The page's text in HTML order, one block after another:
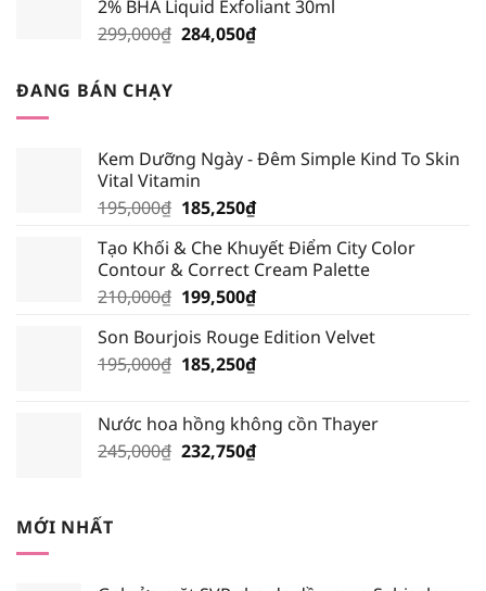
219,000₫.là:
208,050₫.
2% BHA Liquid Exfoliant 30ml
299,000₫ Giá
284,050₫Giá
ĐANG BÁN CHẠY
Kem Dưỡng Ngày - Đêm Simple Kind To Skin
Vital Vitamin
195,000₫ Giá
là:
195,000₫.
185,250₫Giá
tại
là:
185,250₫.
Tạo Khối & Che Khuyết Điểm City Color
Contour & Correct Cream Palette
210,000₫ Giá
là:
210,000₫.
199,500₫Giá
tại
là:
Son Bourjois Rouge Edition Velvet
195,000₫ Giá
195,000₫.
185,250₫Giá
là:
185,250₫.
Nước hoa hồng không cồn Thayer
245,000₫ Giá
232,750₫Giá
MỚI NHẤT